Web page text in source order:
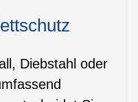
Diebstahl oder